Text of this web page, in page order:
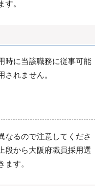
す。
時に当該職務に従事可能
されません。
なるので注意してくださ
段から大阪府職員採用選
ます。